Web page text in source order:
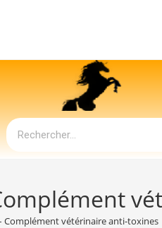
Complément vétérinaire anti-toxines